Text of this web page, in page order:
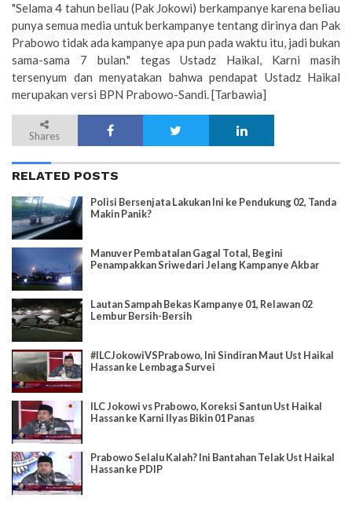
"Selama 4 tahun beliau (Pak Jokowi) berkampanye karena beliau
punya semua media untuk berkampanye tentang dirinya dan Pak
Prabowo tidak ada kampanye apa pun pada waktu itu, jadi bukan
sama-sama 7 bulan." tegas Ustadz Haikal, Karni masih
tersenyum dan menyatakan bahwa pendapat Ustadz Haikal
merupakan versi BPN Prabowo-Sandi. [Tarbawia]
Shares
RELATED POSTS
Polisi Bersenjata Lakukan Ini ke Pendukung 02, Tanda
Makin Panik?
Manuver Pembatalan Gagal Total, Begini
Penampakkan Sriwedari Jelang Kampanye Akbar
Lautan Sampah Bekas Kampanye 01, Relawan 02
Lembur Bersih-Bersih
#ILCJokowiVSPrabowo, Ini Sindiran Maut Ust Haikal
Hassan ke Lembaga Survei
ILC Jokowi vs Prabowo, Koreksi Santun Ust Haikal
Hassan ke Karni Ilyas Bikin 01 Panas
Prabowo Selalu Kalah? Ini Bantahan Telak Ust Haikal
Hassan ke PDIP